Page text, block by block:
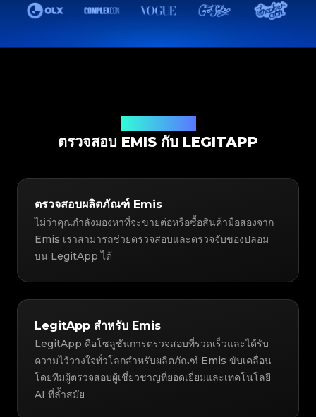
ตรวจสอบ EMIS กับ LEGITAPP
ตรวจสอบผลิตภัณฑ์ Emis
ไม่ว่าคุณกำลังมองหาที่จะขายต่อหรือซื้อสินค้ามือสองจาก
Emis เราสามารถช่วยตรวจสอบและตรวจจับของปลอม
บน LegitApp ได้
LegitApp สำหรับ Emis
LegitApp คือโซลูชันการตรวจสอบที่รวดเร็วและได้รับ
ความไว้วางใจทั่วโลกสำหรับผลิตภัณฑ์ Emis ขับเคลื่อน
โดยทีมผู้ตรวจสอบผู้เชี่ยวชาญที่ยอดเยี่ยมและเทคโนโลยี
AI ที่ล้ำสมัย